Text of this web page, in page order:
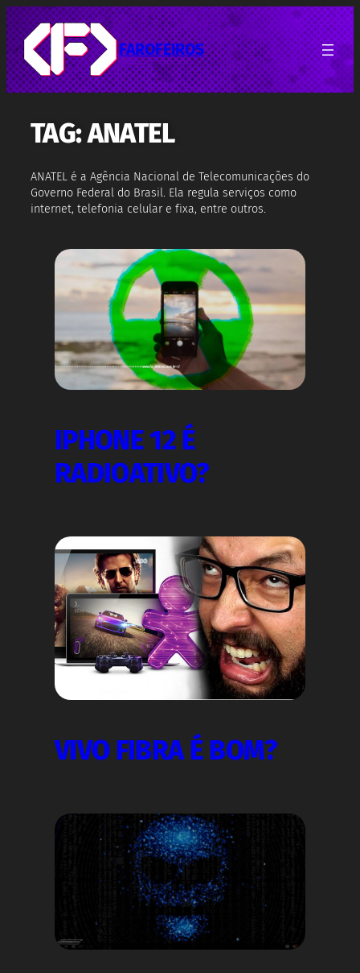
Pular
para
o
conteúdo
FAROFEIROS
TAG:ANATEL
ANATEL é a Agência Nacional de Telecomunicações do
Governo Federal do Brasil. Ela regula serviços como
internet, telefonia celular e fixa, entre outros.
IPHONE 12 É
RADIOATIVO?
VIVO FIBRA É BOM?